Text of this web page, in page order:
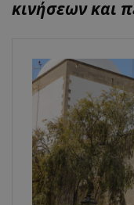
κινήσεων και